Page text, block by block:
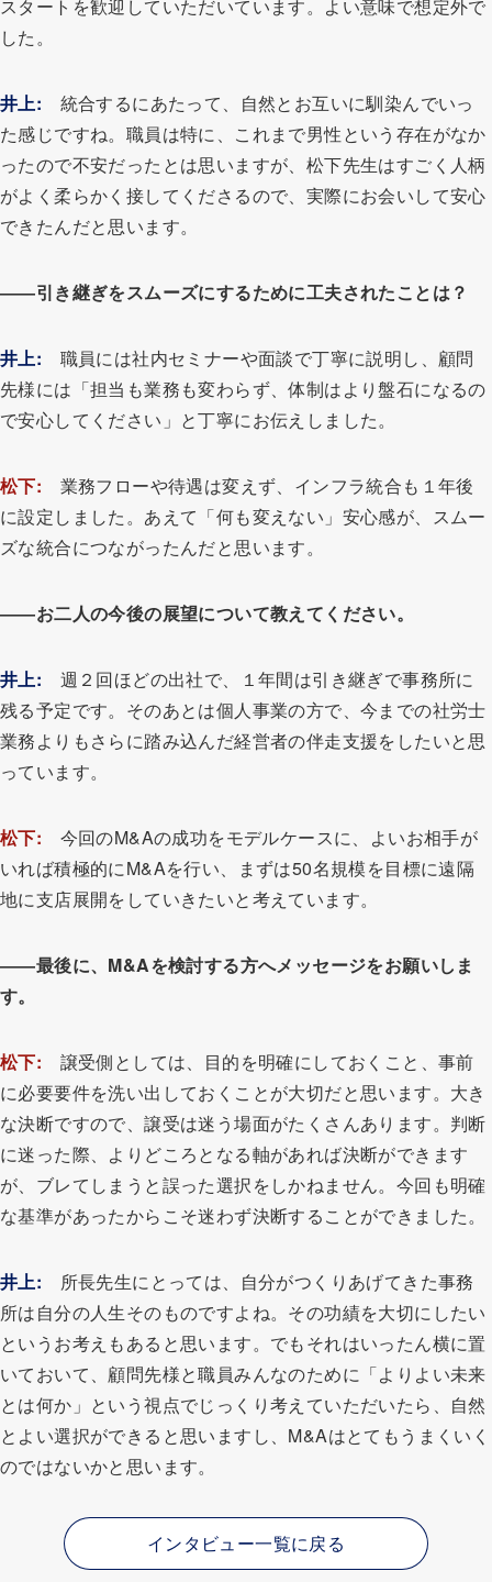
スタートを歓迎していただいています。よい意味で想定外で
した。
井上: 統合するにあたって、自然とお互いに馴染んでいっ
た感じですね。職員は特に、これまで男性という存在がなか
ったので不安だったとは思いますが、松下先生はすごく人柄
がよく柔らかく接してくださるので、実際にお会いして安心
できたんだと思います。
――引き継ぎをスムーズにするために工夫されたことは？
井上: 職員には社内セミナーや面談で丁寧に説明し、顧問
先様には「担当も業務も変わらず、体制はより盤石になるの
で安心してください」と丁寧にお伝えしました。
松下: 業務フローや待遇は変えず、インフラ統合も１年後
に設定しました。あえて「何も変えない」安心感が、スムー
ズな統合につながったんだと思います。
――お二人の今後の展望について教えてください。
井上: 週２回ほどの出社で、１年間は引き継ぎで事務所に
残る予定です。そのあとは個人事業の方で、今までの社労士
業務よりもさらに踏み込んだ経営者の伴走支援をしたいと思
っています。
松下: 今回のM&Aの成功をモデルケースに、よいお相手が
いれば積極的にM&Aを行い、まずは50名規模を目標に遠隔
地に支店展開をしていきたいと考えています。
――最後に、M&Aを検討する方へメッセージをお願いしま
す。
松下: 譲受側としては、目的を明確にしておくこと、事前
に必要要件を洗い出しておくことが大切だと思います。大き
な決断ですので、譲受は迷う場面がたくさんあります。判断
に迷った際、よりどころとなる軸があれば決断ができます
が、ブレてしまうと誤った選択をしかねません。今回も明確
な基準があったからこそ迷わず決断することができました。
井上: 所長先生にとっては、自分がつくりあげてきた事務
所は自分の人生そのものですよね。その功績を大切にしたい
というお考えもあると思います。でもそれはいったん横に置
いておいて、顧問先様と職員みんなのために「よりよい未来
とは何か」という視点でじっくり考えていただいたら、自然
とよい選択ができると思いますし、M&Aはとてもうまくいく
のではないかと思います。
インタビュー一覧に戻る